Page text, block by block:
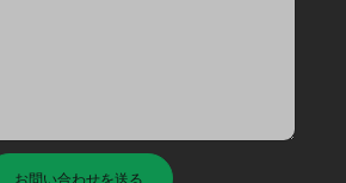
お問い合わせを送る